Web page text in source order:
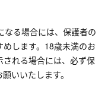
なる場合には、保護者の
します。18歳未満のお
れる場合には、必ず保
いいたします。